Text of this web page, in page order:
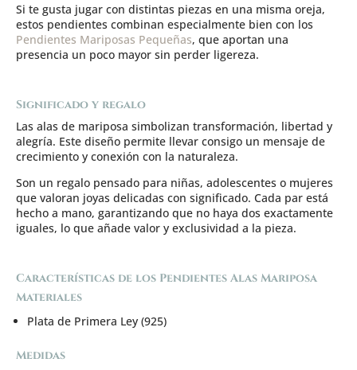
Si te gusta jugar con distintas piezas en una misma oreja,
estos pendientes combinan especialmente bien con los
Pendientes Mariposas Pequeñas, que aportan una
presencia un poco mayor sin perder ligereza.
Significado y regalo
Las alas de mariposa simbolizan transformación, libertad y
alegría. Este diseño permite llevar consigo un mensaje de
crecimiento y conexión con la naturaleza.
Son un regalo pensado para niñas, adolescentes o mujeres
que valoran joyas delicadas con significado. Cada par está
hecho a mano, garantizando que no haya dos exactamente
iguales, lo que añade valor y exclusividad a la pieza.
Características de los Pendientes Alas Mariposa
Materiales
Plata de Primera Ley (925)
Medidas